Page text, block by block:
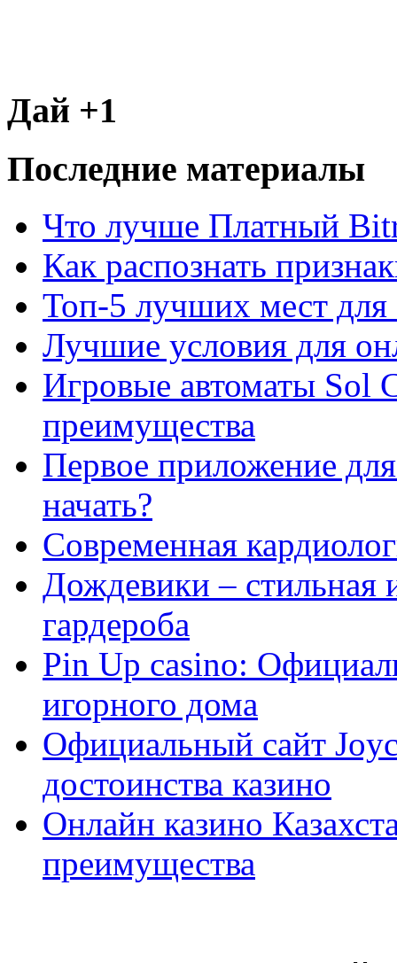
Дай +1
Последние материалы
Что лучше Платный
Как распознать
Топ-5 лучших мест для
Лучшие условия для
Игровые автоматы Sol
преимущества
Первое приложение
начать?
Современная
Дождевики – стильная
гардероба
Pin Up casino:
игорного дома
Официальный сайт
достоинства казино
Онлайн казино
преимущества